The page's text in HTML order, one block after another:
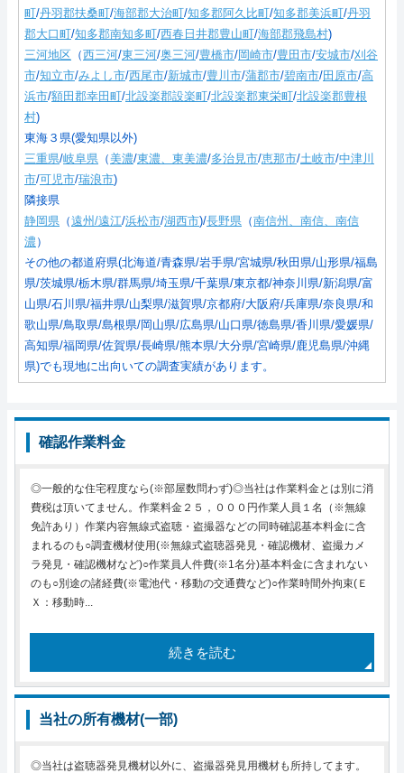
町/丹羽郡扶桑町/海部郡大治町/知多郡阿久比町/知多郡美浜町/丹羽
郡大口町/知多郡南知多町/西春日井郡豊山町/海部郡飛島村)
三河地区 （西三河/東三河/奥三河/豊橋市/岡崎市/豊田市/安城市/刈谷
市/知立市/みよし市/西尾市/新城市/豊川市/蒲郡市/碧南市/田原市/高
浜市/額田郡幸田町/北設楽郡設楽町/北設楽郡東栄町/北設楽郡豊根
村)
東海３県(愛知県以外)
三重県/岐阜県 （美濃/東濃、東美濃/多治見市/恵那市/土岐市/中津川
市/可児市/瑞浪市)
隣接県
静岡県 （遠州/遠江/浜松市/湖西市)/長野県 （南信州、南信、南信
濃 ）
その他の都道府県(北海道/青森県/岩手県/宮城県/秋田県/山形県/福島
県/茨城県/栃木県/群馬県/埼玉県/千葉県/東京都/神奈川県/新潟県/富
山県/石川県/福井県/山梨県/滋賀県/京都府/大阪府/兵庫県/奈良県/和
歌山県/鳥取県/島根県/岡山県/広島県/山口県/徳島県/香川県/愛媛県/
高知県/福岡県/佐賀県/長崎県/熊本県/大分県/宮崎県/鹿児島県/沖縄
県)でも現地に出向いての調査実績があります。
確認作業料金
◎一般的な住宅程度なら(※部屋数問わず)◎当社は作業料金とは別に消
費税は頂いてません。作業料金２５，０００円作業人員１名（※無線
免許あり）作業内容無線式盗聴・盗撮器などの同時確認基本料金に含
まれるのも○調査機材使用(※無線式盗聴器発見・確認機材、盗撮カメ
ラ発見・確認機材など)○作業員人件費(※1名分)基本料金に含まれない
のも○別途の諸経費(※電池代・移動の交通費など)○作業時間外拘束(Ｅ
Ｘ：移動時...
続きを読む
当社の所有機材(一部)
◎当社は盗聴器発見機材以外に、盗撮器発見用機材も所持してます。